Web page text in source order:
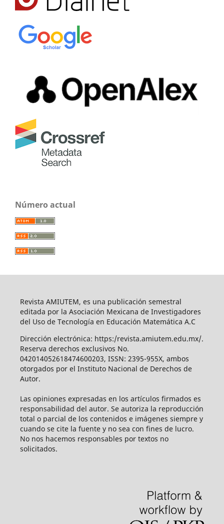
Número actual
Revista AMIUTEM, es una publicación semestral
editada por la Asociación Mexicana de Investigadores
del Uso de Tecnología en Educación Matemática A.C
Dirección electrónica: https:/revista.amiutem.edu.mx/.
Reserva derechos exclusivos No.
042014052618474600203, ISSN: 2395-955X, ambos
otorgados por el Instituto Nacional de Derechos de
Autor.
Las opiniones expresadas en los artículos firmados es
responsabilidad del autor. Se autoriza la reproducción
total o parcial de los contenidos e imágenes siempre y
cuando se cite la fuente y no sea con fines de lucro.
No nos hacemos responsables por textos no
solicitados.